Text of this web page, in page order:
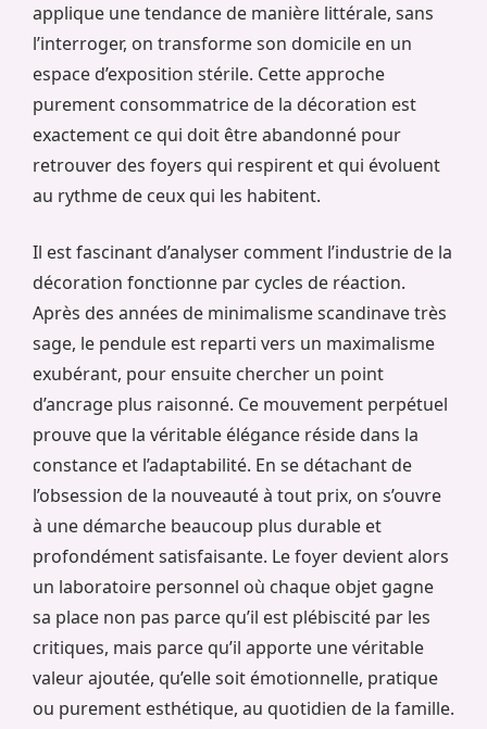
applique une tendance de manière littérale, sans
l’interroger, on transforme son domicile en un
espace d’exposition stérile. Cette approche
purement consommatrice de la décoration est
exactement ce qui doit être abandonné pour
retrouver des foyers qui respirent et qui évoluent
au rythme de ceux qui les habitent.
Il est fascinant d’analyser comment l’industrie de la
décoration fonctionne par cycles de réaction.
Après des années de minimalisme scandinave très
sage, le pendule est reparti vers un maximalisme
exubérant, pour ensuite chercher un point
d’ancrage plus raisonné. Ce mouvement perpétuel
prouve que la véritable élégance réside dans la
constance et l’adaptabilité. En se détachant de
l’obsession de la nouveauté à tout prix, on s’ouvre
à une démarche beaucoup plus durable et
profondément satisfaisante. Le foyer devient alors
un laboratoire personnel où chaque objet gagne
sa place non pas parce qu’il est plébiscité par les
critiques, mais parce qu’il apporte une véritable
valeur ajoutée, qu’elle soit émotionnelle, pratique
ou purement esthétique, au quotidien de la famille.